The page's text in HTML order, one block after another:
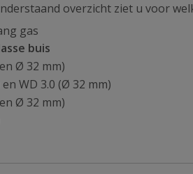
overzicht ziet u voor
gas
buis
Ø 32 mm)
WD 3.0 (Ø 32 mm)
Ø 32 mm)